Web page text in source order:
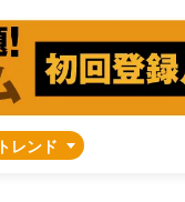
トレンド